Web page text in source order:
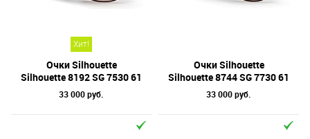
Хит!
Очки Silhouette
Silhouette 8192 SG 7530 61
33 000 руб.
Очки Silhouette
Silhouette 8744 SG 7730 61
33 000 руб.